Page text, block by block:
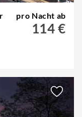
pro Nacht ab
114 €